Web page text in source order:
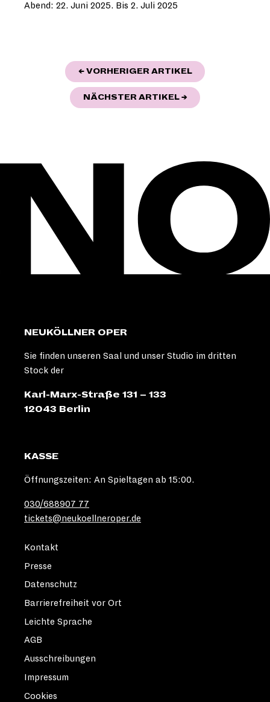
Abend: 22. Juni 2025. Bis 2. Juli 2025
BEITRAGSNAVIGATION
← VORHERIGER ARTIKEL"FÜR EINE
NÄCHSTER ARTIKEL"PANDORA ON
→
NEUKÖLLNER OPER
Sie finden unseren Saal und unser Studio im dritten
Stock der
Karl-Marx-Straße 131 – 133
12043 Berlin
KASSE
Öffnungszeiten: An Spieltagen ab 15:00.
030/688907 77
tickets@neukoellneroper.de
Kontakt
Presse
Datenschutz
Barrierefreiheit vor Ort
Leichte Sprache
AGB
Ausschreibungen
Impressum
Cookies